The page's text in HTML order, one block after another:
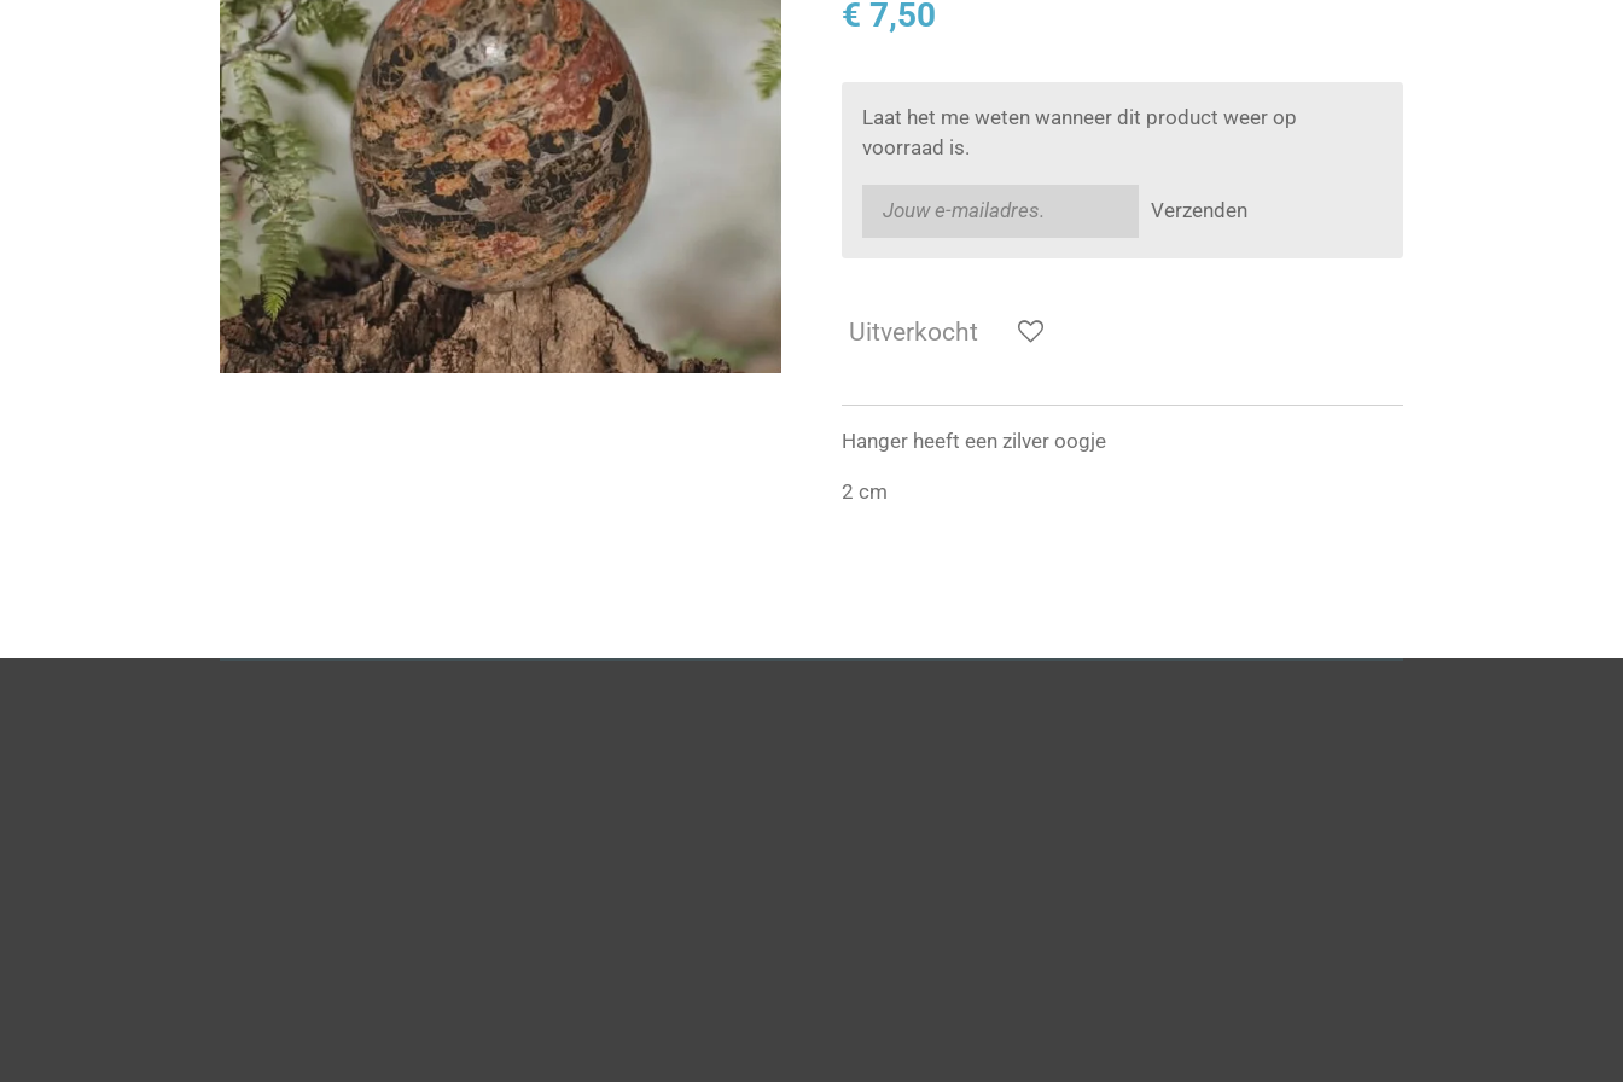
€ 7,50
Laat het me weten wanneer dit product weer op
voorraad is.
Verzenden
Uitverkocht
Hanger heeft een zilver oogje
2 cm